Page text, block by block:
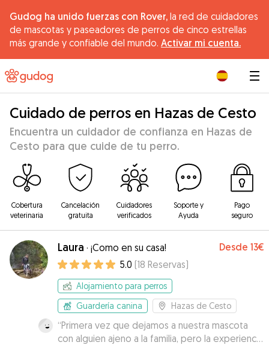
Gudog ha unido fuerzas con Rover, la red de cuidadores
de mascotas y paseadores de perros de cinco estrellas
más grande y confiable del mundo. Activar mi cuenta.
Cuidado de perros en Hazas de Cesto
Encuentra un cuidador de confianza en Hazas de
Cesto para que cuide de tu perro.
Cobertura
veterinaria
Cancelación
gratuita
Cuidadores
verificados
Soporte y
Ayuda
Pago
seguro
Laura · ¡Como en su casa! Desde 13€
5.0 (18 Reservas)
Alojamiento para perros
Guardería canina
Hazas de Cesto
“Primera vez que dejamos a nuestra mascota
con alguien ajeno a la familia, pero la experiencia